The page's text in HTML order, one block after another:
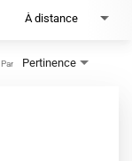
À distance
Pertinence